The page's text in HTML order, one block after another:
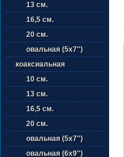
13 см.
16,5 см.
20 см.
овальная (5х7'')
коаксиальная
10 см.
13 см.
16,5 см.
20 см.
овальная (5х7'')
овальная (6х9'')